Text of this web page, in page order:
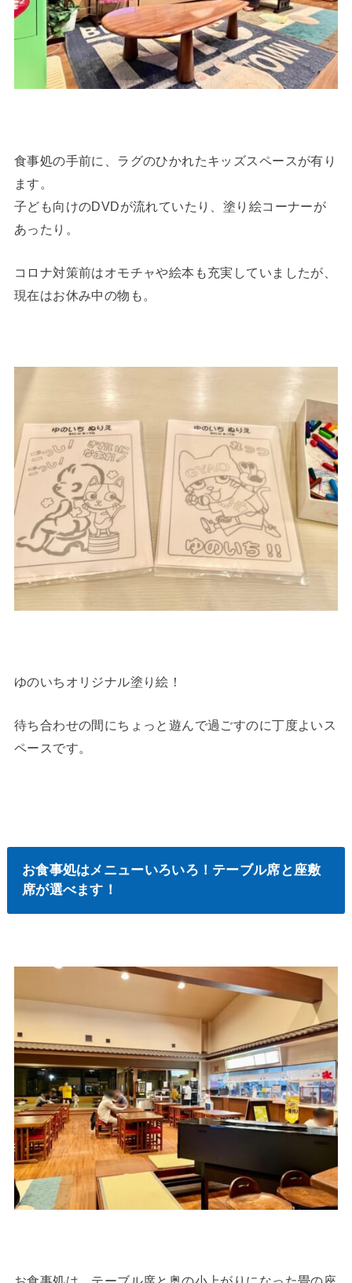
食事処の手前に、ラグのひかれたキッズスペースが有り
ます。
子ども向けのDVDが流れていたり、塗り絵コーナーが
あったり。
コロナ対策前はオモチャや絵本も充実していましたが、
現在はお休み中の物も。
ゆのいちオリジナル塗り絵！
待ち合わせの間にちょっと遊んで過ごすのに丁度よいス
ペースです。
お食事処はメニューいろいろ！テーブル席と座敷
席が選べます！